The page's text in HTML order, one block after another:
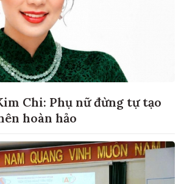
Chi: Phụ nữ đừng tự tạo
hoàn hảo